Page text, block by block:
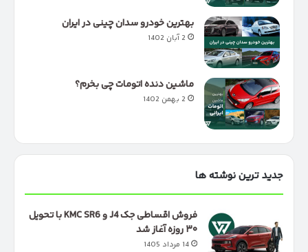
بهترین خودرو سدان چینی در ایران
2 آبان 1402
ماشین دنده اتومات چی بخرم؟
2 بهمن 1402
جدید ترین نوشته ها
فروش اقساطی جک J4 و KMC SR6 با تحویل
۳۰ روزه آغاز شد
14 مرداد 1405